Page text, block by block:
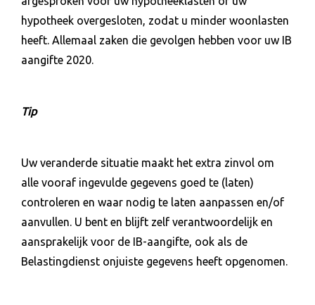
hypotheek overgesloten, zodat u minder woonlasten
heeft. Allemaal zaken die gevolgen hebben voor uw IB
aangifte 2020.
Tip
Uw veranderde situatie maakt het extra zinvol om
alle vooraf ingevulde gegevens goed te (laten)
controleren en waar nodig te laten aanpassen en/of
aanvullen. U bent en blijft zelf verantwoordelijk en
aansprakelijk voor de IB-aangifte, ook als de
Belastingdienst onjuiste gegevens heeft opgenomen.